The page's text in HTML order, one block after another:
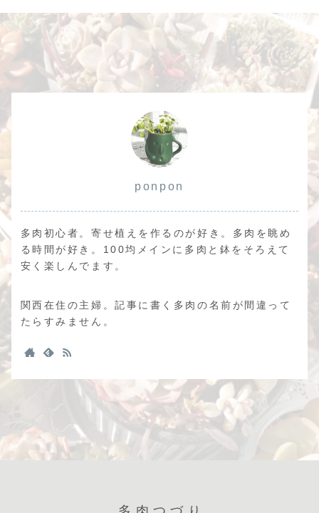
ponpon
多肉初心者。寄せ植えを作るのが好き。多肉を眺め
る時間が好き。100均メインに多肉と鉢をそろえて
安く楽しんでます。
関西在住の主婦。記事に書く多肉の名前が間違って
たらすみません。